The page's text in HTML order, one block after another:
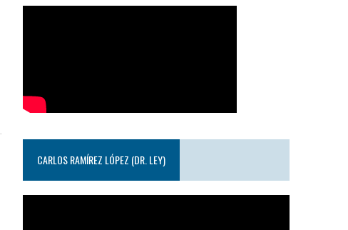
CARLOS RAMÍREZ LÓPEZ (DR. LEY)